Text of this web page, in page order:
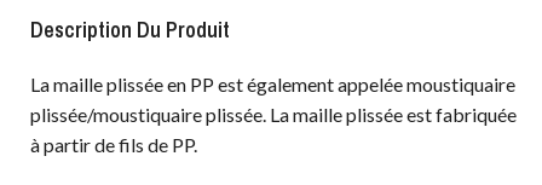
Description Du Produit
La maille plissée en PP est également appelée moustiquaire
plissée/moustiquaire plissée. La maille plissée est fabriquée
à partir de fils de PP.